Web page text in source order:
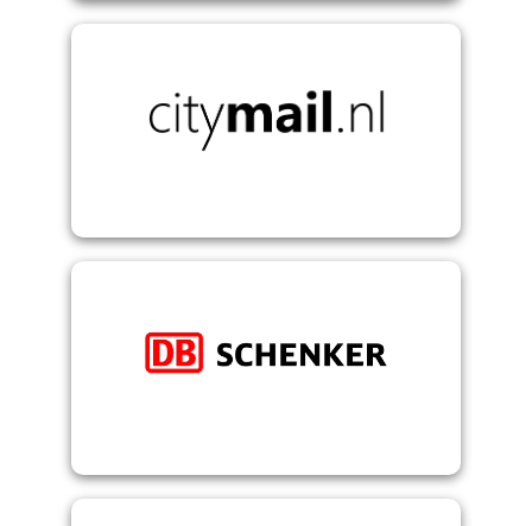
Citymail NL
weltweite Luft- und Seefracht, sowie
umfassende Logistiklösungen.